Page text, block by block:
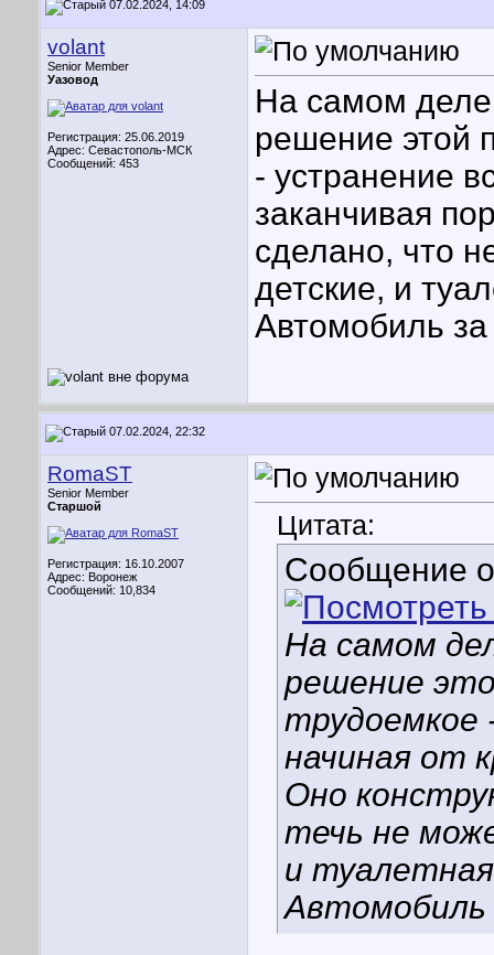
07.02.2024, 14:09
volant
Senior Member
Уазовод
Регистрация: 25.06.2019
Адрес: Севастополь-МСК
Сообщений: 453
На самом
решение этой
- устранение
заканчивая
сделано, что
детские, и
Автомобиль
07.02.2024, 22:32
RomaST
Senior Member
Старшой
Регистрация: 16.10.2007
Адрес: Воронеж
Сообщений: 10,834
Цитата:
Сообщение
На самом
решение
трудоемкое
начиная от
Оно
течь не
и
Автомобиль